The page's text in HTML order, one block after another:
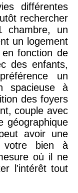
différentes
rechercher
chambre, un
un logement
fonction de
des enfants,
un
spacieuse à
des foyers
couple avec
géographique
avoir une
votre bien à
où il ne
l'intérêt tout